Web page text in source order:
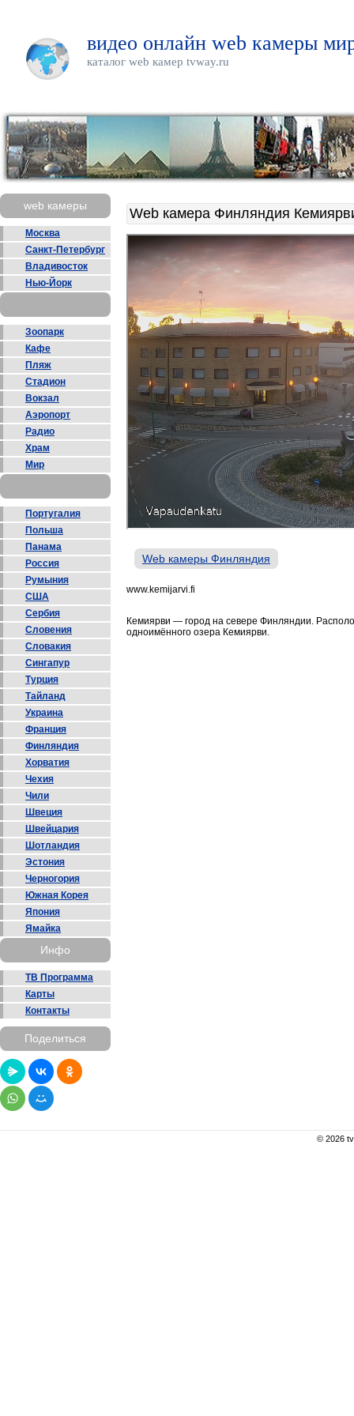
видео онлайн web камеры
каталог web камер tvway.ru
web камеры
Москва
Санкт-Петербург
Владивосток
Нью-Йорк
Зоопарк
Кафе
Пляж
Стадион
Вокзал
Аэропорт
Радио
Храм
Мир
Португалия
Польша
Панама
Россия
Румыния
США
Сербия
Словения
Словакия
Сингапур
Турция
Тайланд
Украина
Франция
Финляндия
Хорватия
Чехия
Чили
Швеция
Швейцария
Шотландия
Эстония
Черногория
Южная Корея
Япония
Ямайка
Инфо
ТВ Программа
Карты
Контакты
Поделиться
Web камера Финляндия
Web камеры Финляндия
www.kemijarvi.fi
Кемиярви — город на севере Финляндии.
одноимённого озера Кемиярви.
© 2026